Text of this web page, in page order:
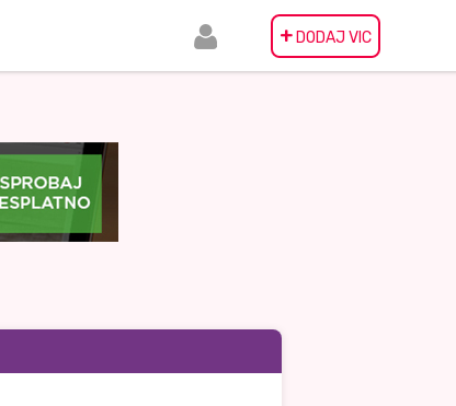
+ DODAJ VIC